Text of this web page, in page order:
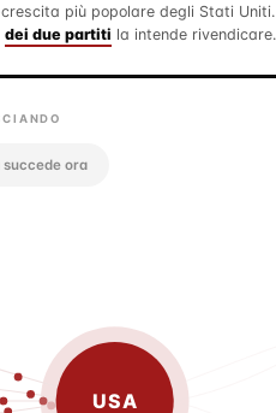
più popolare degli Stati
dei due partiti la intende rivendicare.
succede ora
USA